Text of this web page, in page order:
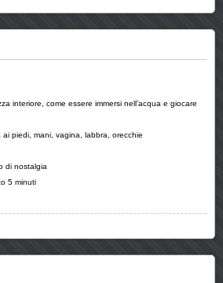
interiore, come essere immersi nell’acqua e giocare
piedi, mani, vagina, labbra, orecchie
di nostalgia
5 minuti